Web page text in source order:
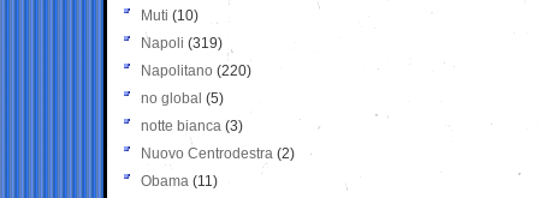
Muti (10)
Napoli (319)
Napolitano (220)
no global (5)
notte bianca (3)
Nuovo Centrodestra (2)
Obama (11)